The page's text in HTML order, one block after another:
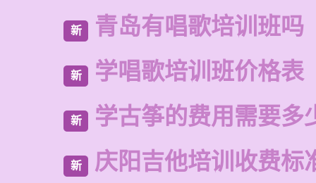
新 青岛有唱歌培训班吗
新 学唱歌培训班价格表
新 学古筝的费用需要多
新 庆阳吉他培训收费标